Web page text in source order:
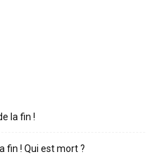
la fin !
fin ! Qui est mort ?